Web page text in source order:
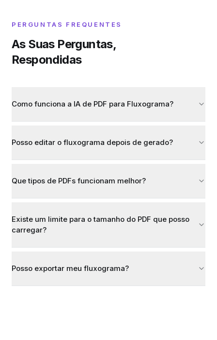
PERGUNTAS FREQUENTES
As Suas Perguntas,
Respondidas
Como funciona a IA de PDF para Fluxograma?
Posso editar o fluxograma depois de gerado?
Que tipos de PDFs funcionam melhor?
Existe um limite para o tamanho do PDF que posso
carregar?
Posso exportar meu fluxograma?